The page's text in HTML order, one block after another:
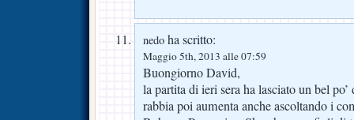
nedo ha scritto:
Maggio 5th, 2013 alle 07:59
Buongiorno David,
la partita di ieri sera ha lasciato un bel
rabbia poi aumenta anche ascoltando i